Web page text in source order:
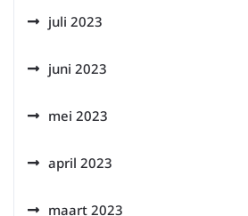
juli 2023
juni 2023
mei 2023
april 2023
maart 2023